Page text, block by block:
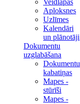
Veidlapas
Aploksnes
Uzlīmes
Kalendāri
un plānotāji
Dokumentu
uzglabāšana
Dokumentu
kabatiņas
Mapes -
stūrīši
Mapes -